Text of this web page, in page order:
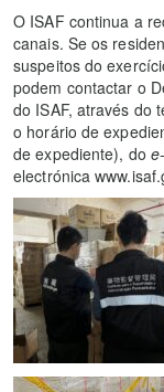
O ISAF continua a
canais. Se os
suspeitos do
podem contactar o
do ISAF, através do
o horário de
de expediente), do
electrónica